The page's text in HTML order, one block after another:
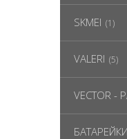
SKMEI (1)
VALERI (5)
VECTOR
БАТАРЕЙКИ